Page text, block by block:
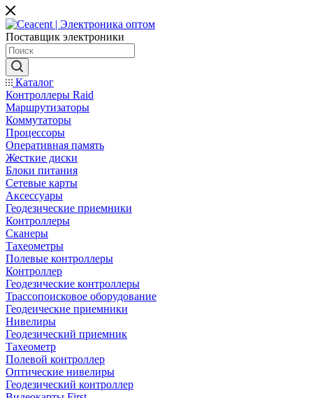
Поставщик электроники
Каталог
Контроллеры Raid
Маршрутизаторы
Коммутаторы
Процессоры
Оперативная память
Жесткие диски
Блоки питания
Сетевые карты
Аксессуары
Геодезические приемники
Контроллеры
Сканеры
Тахеометры
Полевые контроллеры
Контроллер
Геодезические контроллеры
Трассопоисковое оборудование
Геодеические приемники
Нивелиры
Геодезический приемник
Тахеометр
Полевой контроллер
Оптические нивелиры
Геодезический контроллер